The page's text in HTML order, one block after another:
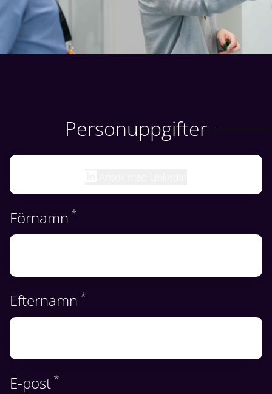
Personuppgifter
Förnamn *
Efternamn *
E-post *